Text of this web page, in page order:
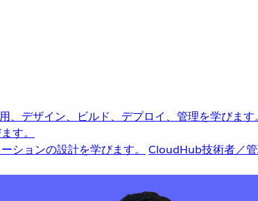
デザイン、ビルド、デプロイ、管理を学びます。
す。
ションの設計を学びます。 CloudHub技術者／